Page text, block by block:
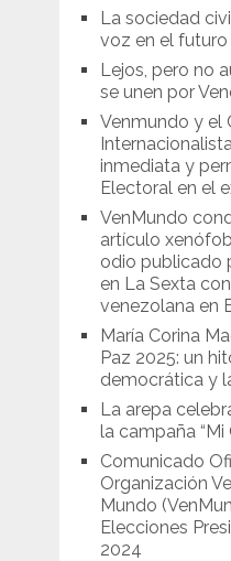
La sociedad
voz en el futuro
Lejos, pero no
se unen por
Venmundo y el
inmediata y
Electoral en el
VenMundo
artículo
odio publicado
en La Sexta
venezolana en
María Corina
Paz 2025: un
democrática y
La arepa
la campaña “Mi
Comunicado
Organización
Mundo
Elecciones
2024